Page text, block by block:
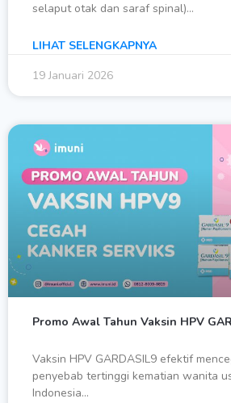
selaput otak dan saraf spinal)…
LIHAT SELENGKAPNYA
19 Januari 2026
Promo Awal Tahun Vaksin HPV
Vaksin HPV GARDASIL9 efektif
penyebab tertinggi kematian wanita
Indonesia…